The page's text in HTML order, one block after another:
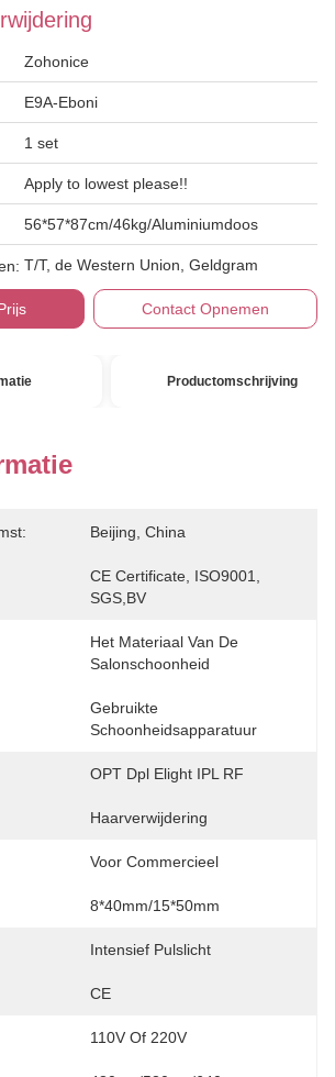
Zohonice
E9A-Eboni
1 set
Apply to lowest please!!
56*57*87cm/46kg/Aluminiumdoos
T/T, de Western Union, Geldgram
Contact Opnemen
Productomschrijving
Beijing, China
CE Certificate, ISO9001,
SGS,BV
Het Materiaal Van De
Salonschoonheid
Gebruikte
Schoonheidsapparatuur
OPT Dpl Elight IPL RF
Haarverwijdering
Voor Commercieel
8*40mm/15*50mm
Intensief Pulslicht
CE
110V Of 220V